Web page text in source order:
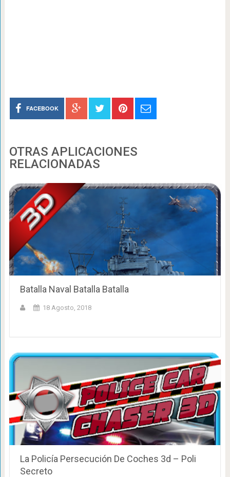
FACEBOOK
OTRAS APLICACIONES
RELACIONADAS
Batalla Naval Batalla Batalla
18 Agosto, 2018
La Policía Persecución De Coches 3d – Poli
Secreto